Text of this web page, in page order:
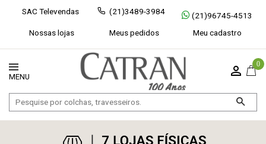
SAC Televendas (21)3489-3984
(21)96745-4513
Nossas lojas
Meus pedidos Meu cadastro
0